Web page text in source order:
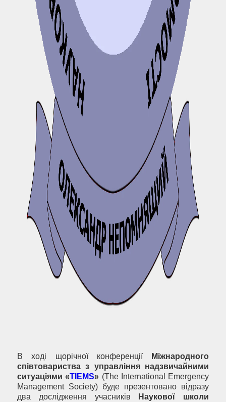
В ході щорічної конференції
Міжнародного
співтовариства з управління надзвичайними
ситуаціями «TIEMS» (The International Emergency
Management Society) буде презентовано відразу
два дослідження учасників
Наукової школи